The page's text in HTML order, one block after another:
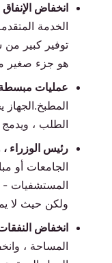
انخفاض
الخدمة
هو جزء صغير من
عمليات
الطلب ، ويدمج
رئيس الوزراء
الجامعات أو
المستشفيات -
ولكن حيث لا
انخفاض
المساحة ،